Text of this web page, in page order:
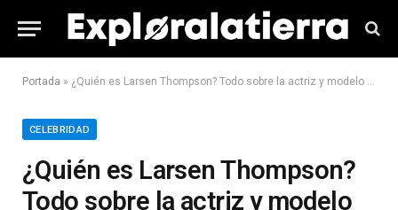
Portada » ¿Quién es Larsen Thompson? Todo sobre la actriz y modelo estadounidense Larsen Thompson
CELEBRIDAD
¿Quién es Larsen Thompson?
Todo sobre la actriz y modelo